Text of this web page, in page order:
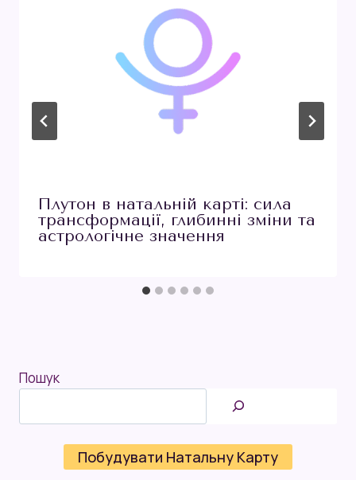
Плутон в натальній карті: сила
трансформації, глибинні зміни та
астрологічне значення
Пошук
Побудувати Натальну Карту